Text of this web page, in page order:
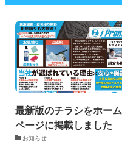
最新版のチラシをホーム
ページに掲載しました
お知らせ